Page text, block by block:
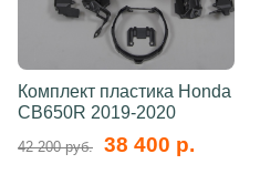
Комплект пластика Honda
CB650R 2019-2020
42 200 руб. 38 400 р.